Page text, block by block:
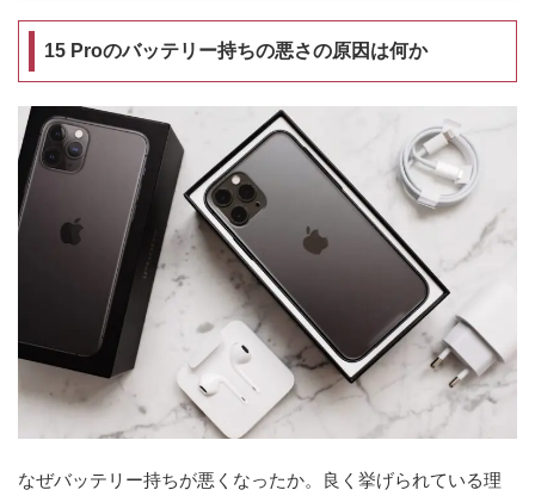
15 Proのバッテリー持ちの悪さの原因は何か
なぜバッテリー持ちが悪くなったか。良く挙げられている理